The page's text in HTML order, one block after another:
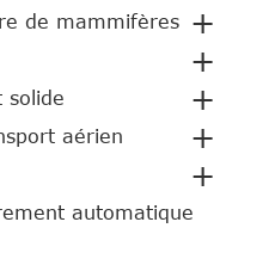
de mammifères +
+
solide +
aérien +
+
automatique